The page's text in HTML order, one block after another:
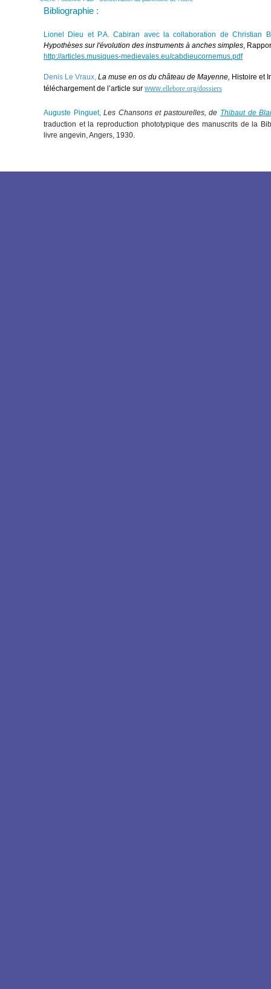
Bibliographie :
Lionel Dieu et P.A. Cabiran avec la collaboration de Christian
Hypothèses sur l'évolution des instruments à anches simples,
http://articles.musiques-medievales.eu/cabdieucornemus.pdf
Denis Le Vraux, La muse en os du château de Mayenne, Histoire et
téléchargement de l’article sur www.ellebore.org/dossiers
Auguste Pinguet,Les Chansons et pastourelles, de Thibaut de
traduction et la reproduction phototypique des manuscrits de la
livre angevin, Angers, 1930.